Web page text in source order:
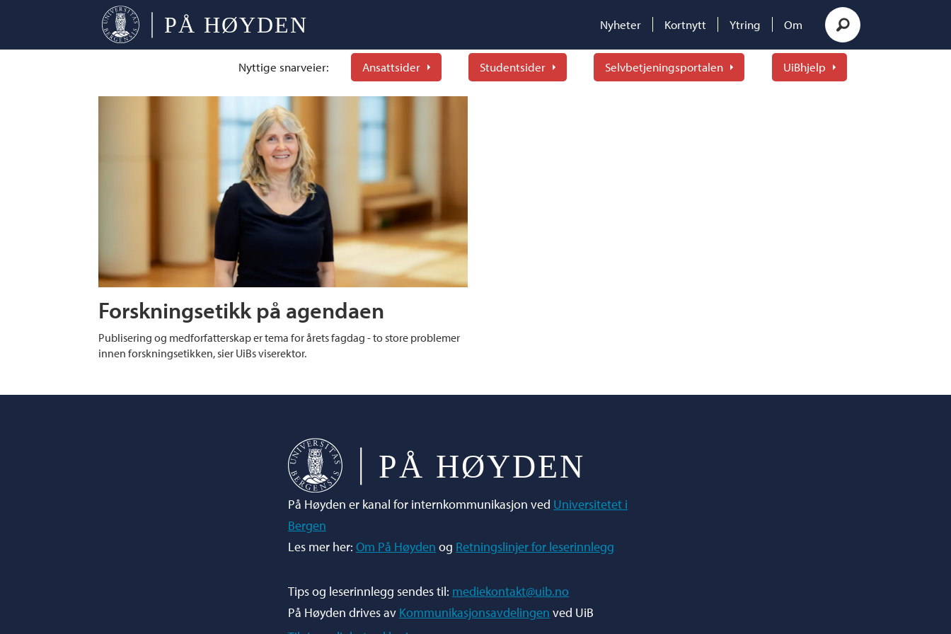
Nyheter Kortnytt Ytring Om
Nyttige snarveier: Ansattsider Studentsider Selvbetjeningsportalen UiBhjelp
forskningsetikk
Forskningsetikk på agendaen
Publisering og medforfatterskap er tema for årets fagdag - to store problemer
innen forskningsetikken, sier UiBs viserektor.
På Høyden er kanal for internkommunikasjon ved Universitetet i
Bergen
Les mer her: Om På Høyden og Retningslinjer for leserinnlegg
Tips og leserinnlegg sendes til: mediekontakt@uib.no
På Høyden drives av Kommunikasjonsavdelingen ved UiB